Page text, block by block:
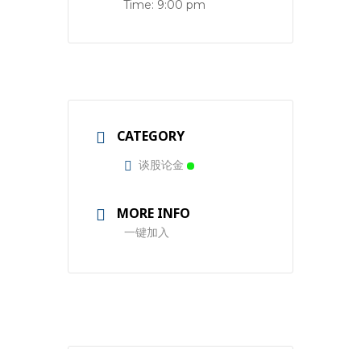
Time: 9:00 pm
CATEGORY
谈股论金
MORE INFO
一键加入